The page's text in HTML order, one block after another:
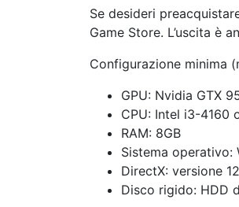
Se desideri
Game Store. L’uscita è
Configurazione minima
GPU: Nvidia GTX
CPU: Intel i3-4160
RAM: 8GB
Sistema operativo:
DirectX: versione 12
Disco rigido: HDD